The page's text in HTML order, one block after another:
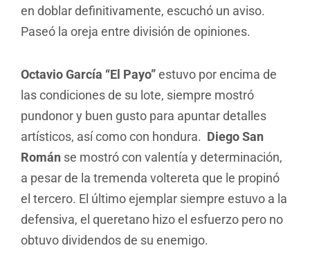
en doblar definitivamente, escuchó un aviso.
Paseó la oreja entre división de opiniones.
Octavio García “El Payo”estuvo por encima de
las condiciones de su lote, siempre mostró
pundonor y buen gusto para apuntar detalles
artísticos, así como con hondura. Diego San
Román se mostró con valentía y determinación,
a pesar de la tremenda voltereta que le propinó
el tercero. El último ejemplar siempre estuvo a la
defensiva, el queretano hizo el esfuerzo pero no
obtuvo dividendos de su enemigo.